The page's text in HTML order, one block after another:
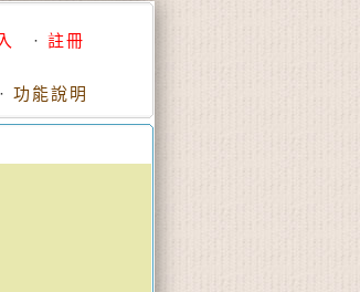
· 註冊
· 功能說明